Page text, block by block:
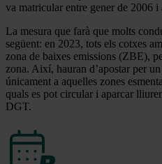
va matricular entre gener de 2006 i
La mesura que farà que molts
següent: en 2023, tots els cotxes
zona de baixes emissions (ZBE),
zona. Així, hauran d’apostar per
únicament a aquelles zones
quals es pot circular i aparcar
DGT.